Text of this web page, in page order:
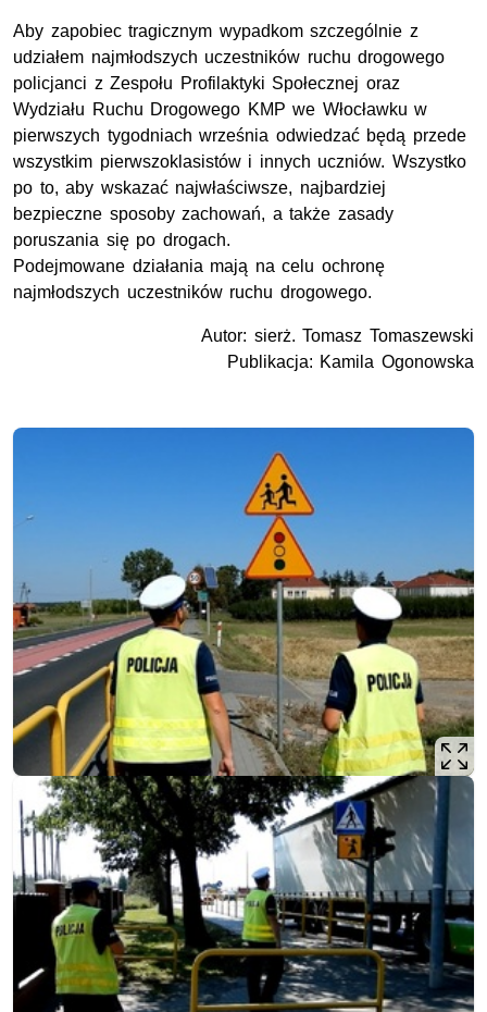
Aby zapobiec tragicznym wypadkom szczególnie z
udziałem najmłodszych uczestników ruchu drogowego
policjanci z Zespołu Profilaktyki Społecznej oraz
Wydziału Ruchu Drogowego KMP we Włocławku w
pierwszych tygodniach września odwiedzać będą przede
wszystkim pierwszoklasistów i innych uczniów. Wszystko
po to, aby wskazać najwłaściwsze, najbardziej
bezpieczne sposoby zachowań, a także zasady
poruszania się po drogach.
Podejmowane działania mają na celu ochronę
najmłodszych uczestników ruchu drogowego.
Autor: sierż. Tomasz Tomaszewski
Publikacja: Kamila Ogonowska